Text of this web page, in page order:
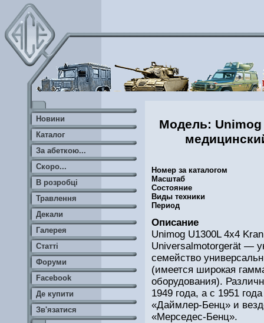
Модель:
Номер за каталогом
Масштаб
Состояние
Виды техники
Период
Описание
Unimog U1300L 4x4
Universalmotorgerät —
семейство
(имеется широкая
оборудования).
1949 года, а с 1951
«Даймлер-Бенц» и
«Мерседес-Бенц».
Новини
Каталог
За абеткою...
Скоро...
В розробці
Травлення
Декали
Галерея
Статті
Форуми
Facebook
Де купити
Зв'язатися